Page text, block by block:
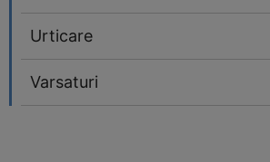
Urticare
Varsaturi